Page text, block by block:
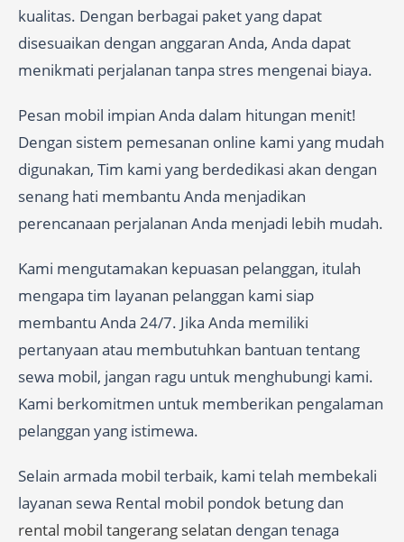
kualitas. Dengan berbagai paket yang dapat
disesuaikan dengan anggaran Anda, Anda dapat
menikmati perjalanan tanpa stres mengenai biaya.
Pesan mobil impian Anda dalam hitungan menit!
Dengan sistem pemesanan online kami yang mudah
digunakan, Tim kami yang berdedikasi akan dengan
senang hati membantu Anda menjadikan
perencanaan perjalanan Anda menjadi lebih mudah.
Kami mengutamakan kepuasan pelanggan, itulah
mengapa tim layanan pelanggan kami siap
membantu Anda 24/7. Jika Anda memiliki
pertanyaan atau membutuhkan bantuan tentang
sewa mobil, jangan ragu untuk menghubungi kami.
Kami berkomitmen untuk memberikan pengalaman
pelanggan yang istimewa.
Selain armada mobil terbaik, kami telah membekali
layanan sewa Rental mobil pondok betung dan
rental mobil tangerang selatan dengan tenaga